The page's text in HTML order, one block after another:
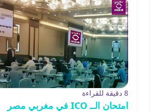
8 دقيقة للقراءة
امتحان الــ ICO في مغربي مصر